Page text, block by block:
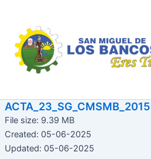
contenido
ACTA_23_SG_CMSMB_2015
File size: 9.39 MB
Created: 05-06-2025
Updated: 05-06-2025